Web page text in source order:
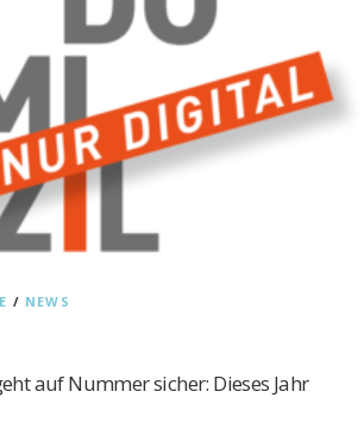
/ NEWS
auf Nummer sicher: Dieses Jahr